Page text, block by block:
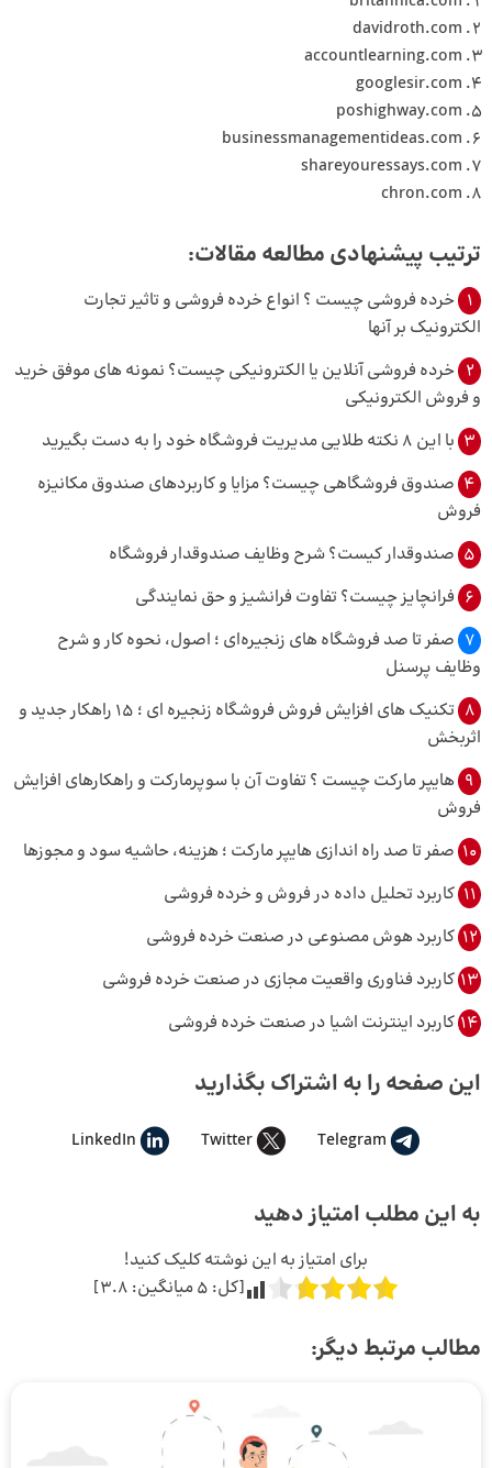
davidroth.com
accountlearning.com
googlesir.com
poshighway.com
businessmanagementideas.com
shareyouressays.com
chron.com
ترتیب پیشنهادی مطالعه مقالات:
1 خرده‌ فروشی چیست ؟ انواع خرده فروشی و تاثیر تجارت
الکترونیک بر آنها
2 خرده فروشی آنلاین یا الکترونیکی چیست؟ نمونه‌ های موفق خرید
و فروش الکترونیکی
3 با این 8 نکته طلایی مدیریت فروشگاه خود را به دست بگیرید
4 صندوق فروشگاهی چیست؟ مزایا و کاربرد‌های صندوق مکانیزه
فروش
5 صندوقدار کیست؟ شرح وظایف صندوقدار فروشگاه
6 فرانچایز چیست؟ تفاوت فرانشیز و حق نمایندگی
7 صفر تا صد فروشگاه های زنجیره‌ای ؛ اصول، نحوه کار و شرح
وظایف پرسنل
8
تکنیک‌ های افزایش فروش فروشگاه زنجیره‌ ای ؛ 15 راهکار جدید و
اثربخش
9 هایپر مارکت چیست ؟ تفاوت آن با سوپرمارکت و راهکارهای افزایش
فروش
10 صفر تا صد راه اندازی هایپر مارکت ؛ هزینه، حاشیه سود و مجوزها
11 کاربرد تحلیل داده در فروش و خرده فروشی
12 کاربرد هوش مصنوعی در صنعت خرده فروشی
13 کاربرد فناوری واقعیت مجازی در صنعت خرده فروشی
14 کاربرد اینترنت اشیا در صنعت خرده فروشی
این صفحه را به اشتراک بگذارید
Telegram
Twitter
LinkedIn
به این مطلب امتیاز دهید
برای امتیاز به این نوشته کلیک کنید!
[کل: 5میانگین: 3.8
]
مطالب مرتبط دیگر: